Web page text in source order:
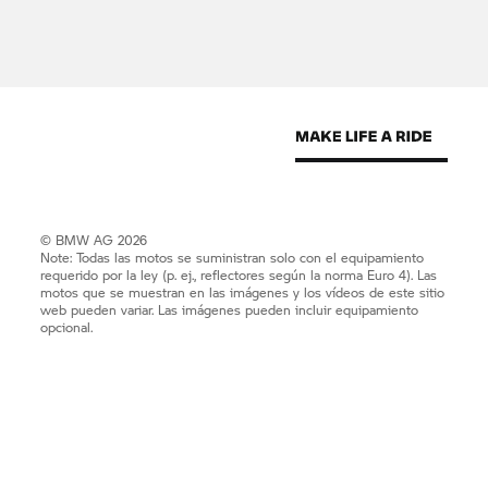
© BMW AG 2026
Note: Todas las motos se suministran solo con el equipamiento
requerido por la ley (p. ej., reflectores según la norma Euro 4). Las
motos que se muestran en las imágenes y los vídeos de este sitio
web pueden variar. Las imágenes pueden incluir equipamiento
opcional.